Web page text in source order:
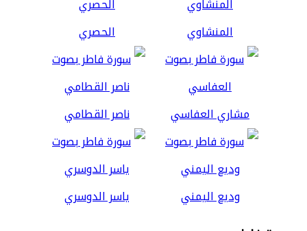
المنشاوي الحصري
مشاري العفاسي ناصر القطامي
وديع اليمني ياسر الدوسري